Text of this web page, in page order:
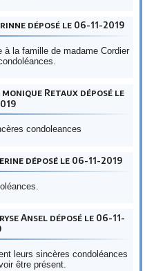
déposé le 06-11-2019
à la famille de madame Cordier
Retaux déposé le
condoleances
déposé le 06-11-2019
Ansel déposé le 06-11-
leurs sincères condoléances
être présent.